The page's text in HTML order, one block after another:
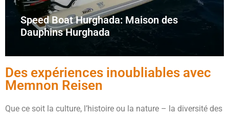
Speed Boat Hurghada: Maison des
Dauphins Hurghada
Des expériences inoubliables avec
Memnon Reisen
Que ce soit la culture, l’histoire ou la nature – la diversité des